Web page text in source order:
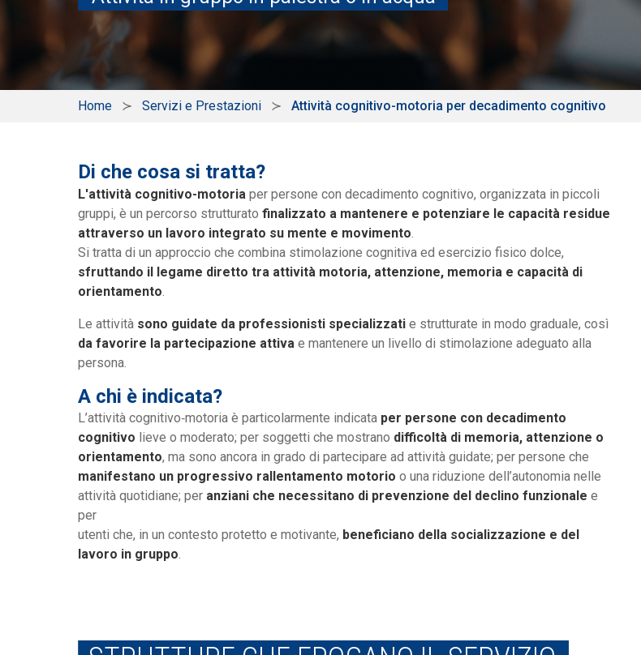
Home Servizi e Prestazioni Attività cognitivo-motoria per decadimento cognitivo
Di che cosa si tratta?
L'attività cognitivo-motoria per persone con decadimento cognitivo, organizzata in piccoli
gruppi, è un percorso strutturato finalizzato a mantenere e potenziare le capacità residue
attraverso un lavoro integrato su mente e movimento.
Si tratta di un approccio che combina stimolazione cognitiva ed esercizio fisico dolce,
sfruttando il legame diretto tra attività motoria, attenzione, memoria e capacità di
orientamento.
Le attività sono guidate da professionisti specializzati e strutturate in modo graduale, così
da favorire la partecipazione attiva e mantenere un livello di stimolazione adeguato alla
persona.
A chi è indicata?
L’attività cognitivo‑motoria è particolarmente indicata per persone con decadimento
cognitivo lieve o moderato; per soggetti che mostrano difficoltà di memoria, attenzione o
orientamento, ma sono ancora in grado di partecipare ad attività guidate; per persone che
manifestano un progressivo rallentamento motorio o una riduzione dell’autonomia nelle
attività quotidiane; per anziani che necessitano di prevenzione del declino funzionale e
per
utenti che, in un contesto protetto e motivante, beneficiano della socializzazione e del
lavoro in gruppo.